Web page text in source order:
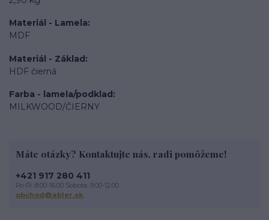
Materiál - Lamela
MDF
Materiál - Základ
HDF čierná
Farba - lamela/podklad
MILKWOOD/ČIERNY
Máte otázky? Kontaktujte nás, radi pomôžeme!
+421 917 280 411
Po-Pi: 8:00-16:00 Sobota: 9:00-12:00
obchod@abler.sk